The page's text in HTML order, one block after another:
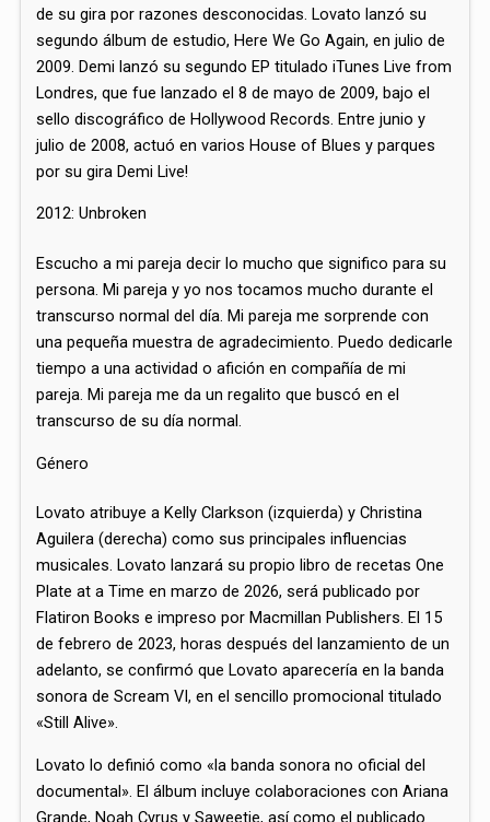
de su gira por razones desconocidas. Lovato lanzó su
segundo álbum de estudio, Here We Go Again, en julio de
2009. Demi lanzó su segundo EP titulado iTunes Live from
Londres, que fue lanzado el 8 de mayo de 2009, bajo el
sello discográfico de Hollywood Records. Entre junio y
julio de 2008, actuó en varios House of Blues y parques
por su gira Demi Live!
2012: Unbroken
Escucho a mi pareja decir lo mucho que significo para su
persona. Mi pareja y yo nos tocamos mucho durante el
transcurso normal del día. Mi pareja me sorprende con
una pequeña muestra de agradecimiento. Puedo dedicarle
tiempo a una actividad o afición en compañía de mi
pareja. Mi pareja me da un regalito que buscó en el
transcurso de su día normal.
Género
Lovato atribuye a Kelly Clarkson (izquierda) y Christina
Aguilera (derecha) como sus principales influencias
musicales. Lovato lanzará su propio libro de recetas One
Plate at a Time en marzo de 2026, será publicado por
Flatiron Books e impreso por Macmillan Publishers. El 15
de febrero de 2023, horas después del lanzamiento de un
adelanto, se confirmó que Lovato aparecería en la banda
sonora de Scream VI, en el sencillo promocional titulado
«Still Alive».
Lovato lo definió como «la banda sonora no oficial del
documental».​ El álbum incluye colaboraciones con Ariana
Grande, Noah Cyrus y Saweetie, así como el publicado